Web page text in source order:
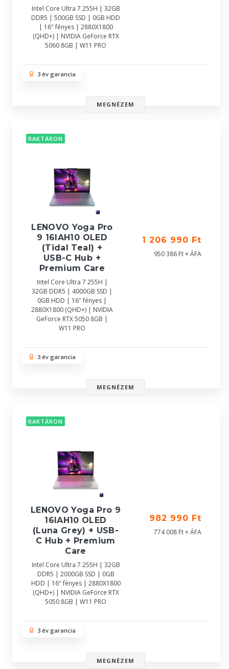
Intel Core Ultra 7 255H | 32GB
DDR5 | 500GB SSD | 0GB HDD
| 16" fényes | 2880X1800
(QHD+) | NVIDIA GeForce RTX
5060 8GB | W11 PRO
3 év garancia
MEGNÉZEM
RAKTÁRON
LENOVO Yoga Pro
9 16IAH10 OLED
(Tidal Teal) +
USB-C Hub +
Premium Care
Intel Core Ultra 7 255H |
32GB DDR5 | 4000GB SSD |
0GB HDD | 16" fényes |
2880X1800 (QHD+) | NVIDIA
GeForce RTX 5050 8GB |
W11 PRO
1 206 990 Ft
950 386 Ft + ÁFA
3 év garancia
MEGNÉZEM
RAKTÁRON
LENOVO Yoga Pro 9
16IAH10 OLED
(Luna Grey) + USB-
C Hub + Premium
Care
Intel Core Ultra 7 255H | 32GB
DDR5 | 2000GB SSD | 0GB
HDD | 16" fényes | 2880X1800
(QHD+) | NVIDIA GeForce RTX
5050 8GB | W11 PRO
982 990 Ft
774 008 Ft + ÁFA
3 év garancia
MEGNÉZEM